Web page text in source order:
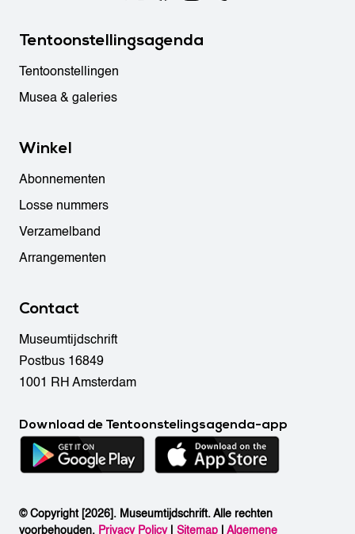
Tentoonstellingsagenda
Tentoonstellingen
Musea & galeries
Winkel
Abonnementen
Losse nummers
Verzamelband
Arrangementen
Contact
Museumtijdschrift
Postbus 16849
1001 RH Amsterdam
Download de Tentoonstelingsagenda-app
© Copyright [2026]. Museumtijdschrift. Alle rechten